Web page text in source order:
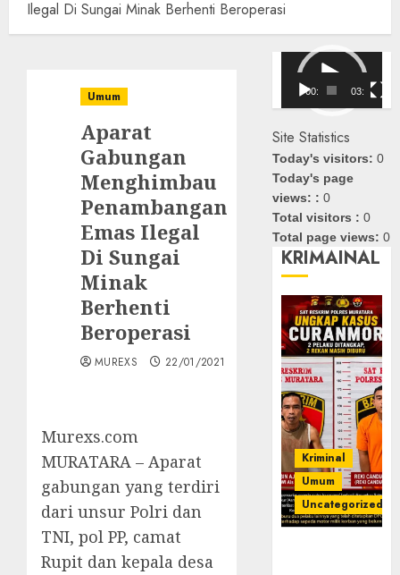
Ilegal Di Sungai Minak Berhenti Beroperasi
Umum
Aparat
Gabungan
Menghimbau
Penambangan
Emas Ilegal
Di Sungai
Minak
Berhenti
Beroperasi
MUREXS 22/01/2021
Murexs.com
MURATARA – Aparat
gabungan yang terdiri
dari unsur Polri dan
TNI, pol PP, camat
Rupit dan kepala desa
Pemutar
Video
00:00 03:08
Site Statistics
Today's visitors:0
Today's page
views: :0
Total visitors :0
Total page views:0
KRIMAINAL
Kriminal
Umum
Uncategorized